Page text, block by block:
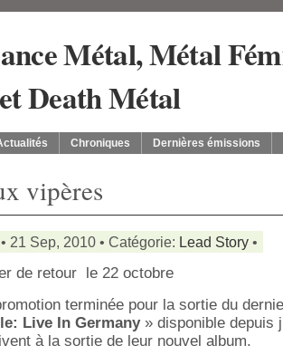
Chroniques Dernières émissions
vipères
21 Sep, 2010 • Catégorie: Lead Story •
de retour le 22 octobre
terminée pour la sortie du
Live In Germany» disponible depuis
à la sortie de leur nouvel album.